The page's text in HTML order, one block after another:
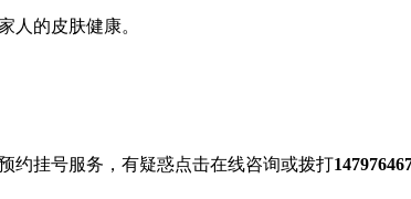
人的皮肤健康。
约挂号服务，有疑惑点击在线咨询或拨打